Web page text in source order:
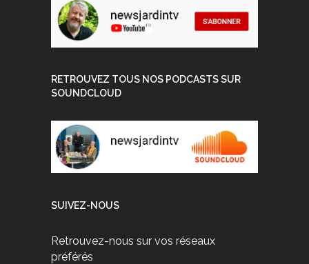
RETROUVEZ TOUS NOS PODCASTS SUR
SOUNDCLOUD
SUIVEZ-NOUS
Retrouvez-nous sur vos réseaux
préférés